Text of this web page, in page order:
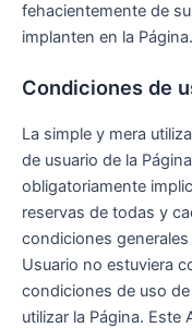
fehacientemente de
implanten en la Página.
Condiciones de
La simple y mera
de usuario de la
obligatoriamente
reservas de todas y
condiciones generales
Usuario no estuviera
condiciones de uso
utilizar la Página. Este